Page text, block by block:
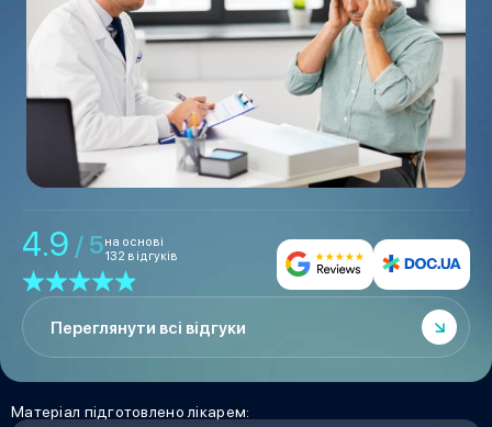
4.9 / 5на основі
132 відгуків
Переглянути всі відгуки
Матеріал підготовлено лікарем: